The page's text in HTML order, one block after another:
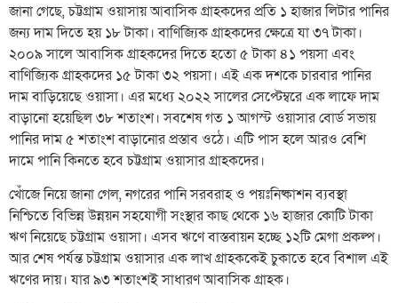
জানা গেছে, চট্টগ্রাম ওয়াসায় আবাসিক গ্রাহকদের প্রতি ১ হাজার লিটার পানির
জন্য দাম দিতে হয় ১৮ টাকা। বাণিজ্যিক গ্রাহকদের ক্ষেত্রে যা ৩৭ টাকা।
২০০৯ সালে আবাসিক গ্রাহকদের দিতে হতো ৫ টাকা ৪১ পয়সা এবং
বাণিজ্যিক গ্রাহকদের ১৫ টাকা ৩২ পয়সা। এই এক দশকে চারবার পানির
দাম বাড়িয়েছে ওয়াসা। এর মধ্যে ২০২২ সালের সেপ্টেম্বরে এক লাফে দাম
বাড়ানো হয়েছিল ৩৮ শতাংশ। সবশেষ গত ১ আগস্ট ওয়াসার বোর্ড সভায়
পানির দাম ৫ শতাংশ বাড়ানোর প্রস্তাব ওঠে। এটি পাস হলে আরও বেশি
দামে পানি কিনতে হবে চট্টগ্রাম ওয়াসার গ্রাহকদের।
খোঁজে নিয়ে জানা গেল, নগরের পানি সরবরাহ ও পয়ঃনিষ্কাশন ব্যবস্থা
নিশ্চিতে বিভিন্ন উন্নয়ন সহযোগী সংস্থার কাছ থেকে ১৬ হাজার কোটি টাকা
ঋণ নিয়েছে চট্টগ্রাম ওয়াসা। এসব ঋণে বাস্তবায়ন হচ্ছে ১২টি মেগা প্রকল্প।
আর শেষ পর্যন্ত চট্টগ্রাম ওয়াসার এক লাখ গ্রাহককেই চুকাতে হবে বিশাল এই
ঋণের দায়। যার ৯৩ শতাংশই সাধারণ আবাসিক গ্রাহক।